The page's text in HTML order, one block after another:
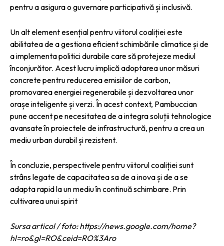
pentru a asigura o guvernare participativă și inclusivă.
Un alt element esențial pentru viitorul coaliției este
abilitatea de a gestiona eficient schimbările climatice și de
a implementa politici durabile care să protejeze mediul
înconjurător. Acest lucru implică adoptarea unor măsuri
concrete pentru reducerea emisiilor de carbon,
promovarea energiei regenerabile și dezvoltarea unor
orașe inteligente și verzi. În acest context, Pambuccian
pune accent pe necesitatea de a integra soluții tehnologice
avansate în proiectele de infrastructură, pentru a crea un
mediu urban durabil și rezistent.
În concluzie, perspectivele pentru viitorul coaliției sunt
strâns legate de capacitatea sa de a inova și de a se
adapta rapid la un mediu în continuă schimbare. Prin
cultivarea unui spirit
Sursa articol / foto: https://news.google.com/home?
hl=ro&gl=RO&ceid=RO%3Aro